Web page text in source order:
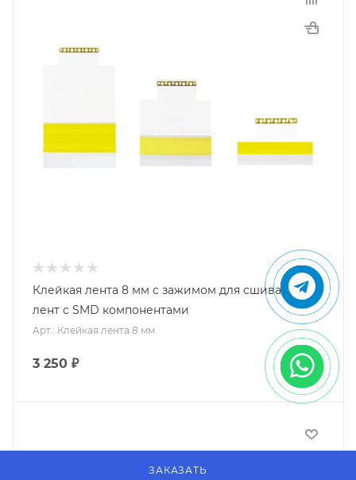
ЗАКАЗАТЬ
Клейкая лента 8 мм с зажимом для сшивания
лент с SMD компонентами
Арт.: Клейкая лента 8 мм
3 250 ₽